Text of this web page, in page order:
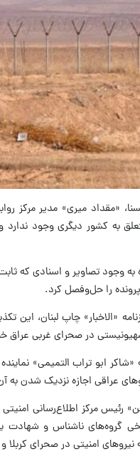
«مقداد میری» مدیر مرکز
به وجود تصاویر و اسنادی که
را حل‌وفصل کرد.
در صحرای غربی عراق خبر داد و نوشت
ابو تراب التمیمی»
عراقی اجازه نزدیک شدن به آن
نیروهای امنیتی در صحرای